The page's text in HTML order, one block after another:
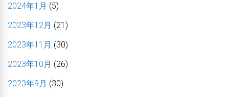
2024年1月 (5)
2023年12月 (21)
2023年11月 (30)
2023年10月 (26)
2023年9月 (30)